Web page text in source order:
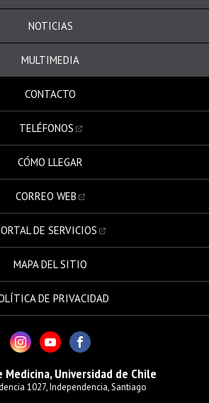
NOTICIAS
MULTIMEDIA
CONTACTO
TELÉFONOS
CÓMO LLEGAR
CORREO WEB
DE SERVICIOS
MAPA DEL SITIO
DE PRIVACIDAD
Medicina, Universidad de Chile
1027, Independencia, Santiago